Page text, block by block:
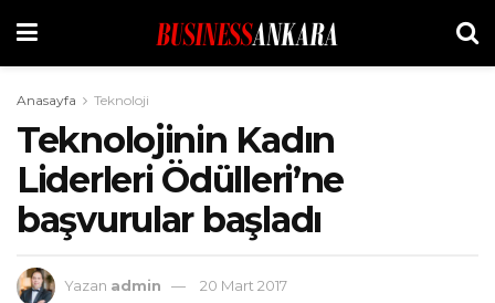
Anasayfa Teknoloji
Teknolojinin Kadın
Liderleri Ödülleri’ne
başvurular başladı
Yazan admin
20 Mart 2017